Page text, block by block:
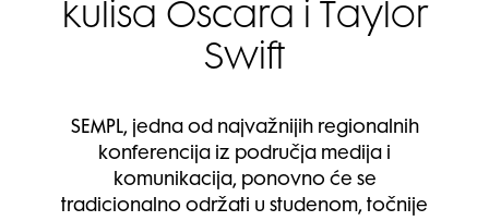
kulisa Oscara i Taylor
Swift
SEMPL, jedna od najvažnijih regionalnih
konferencija iz područja medija i
komunikacija, ponovno će se
tradicionalno održati u studenom, točnije